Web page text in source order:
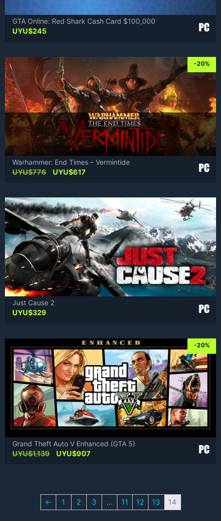
GTA Online: Red Shark Cash Card $100,000
UYU$245
-20%
Warhammer: End Times – Vermintide
UYU$776
Original
UYU$776.
UYU$617
UYU$617.
Just Cause 2
UYU$329
-20%
Grand Theft Auto V Enhanced (GTA 5)
UYU$1,139
Original
UYU$907
← 1 2 3 … 11 12 13 14